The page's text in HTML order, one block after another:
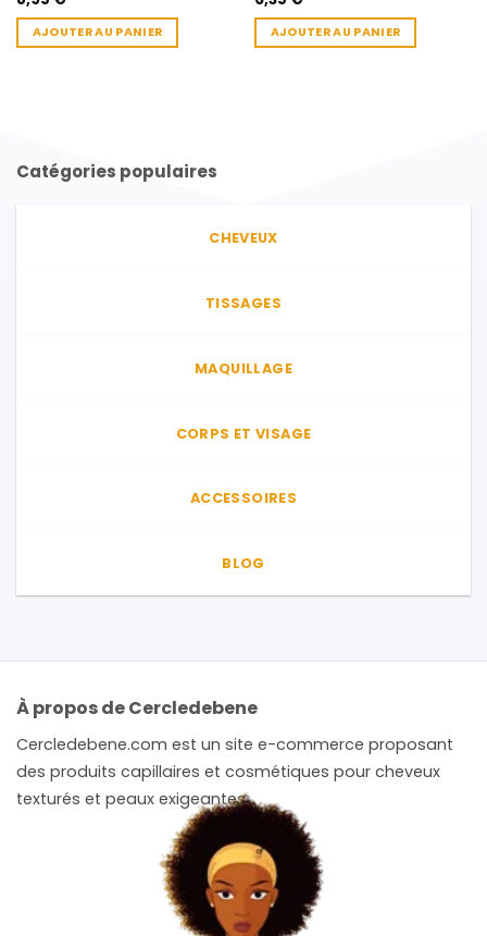
AJOUTER AU PANIER AJOUTER AU PANIER
Catégories populaires
CHEVEUX
TISSAGES
MAQUILLAGE
CORPS ET VISAGE
ACCESSOIRES
BLOG
À propos de Cercledebene
Cercledebene.com est un site e-commerce proposant
des produits capillaires et cosmétiques pour cheveux
texturés et peaux exigeantes.